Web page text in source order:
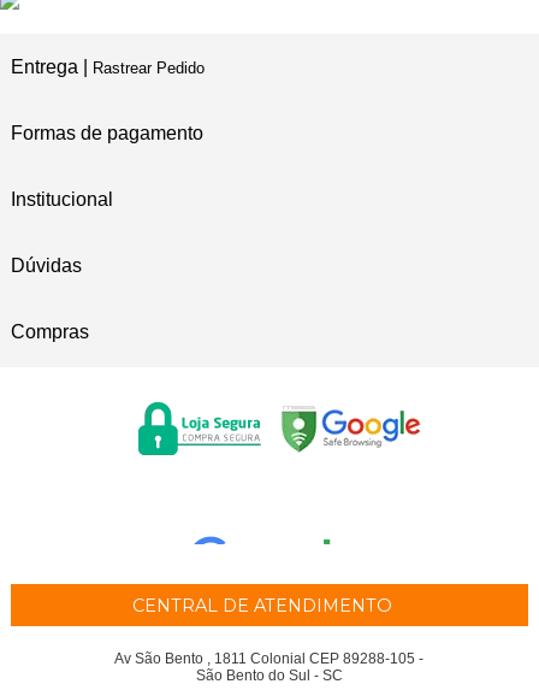
Entrega | Rastrear Pedido
Formas de pagamento
Institucional
Dúvidas
Compras
CENTRAL DE ATENDIMENTO
Av São Bento , 1811 Colonial CEP 89288-105 -
São Bento do Sul - SC